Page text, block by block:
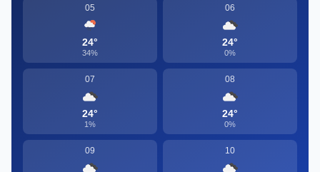
05
24°
34%
06
24°
0%
07
24°
1%
08
24°
0%
09 10